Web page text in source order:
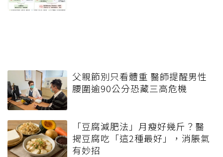
父親節別只看體重 醫師提醒男性
腰圍逾90公分恐藏三高危機
「豆腐減肥法」月瘦好幾斤？醫
揭豆腐吃「這2種最好」，消脹氣
有妙招